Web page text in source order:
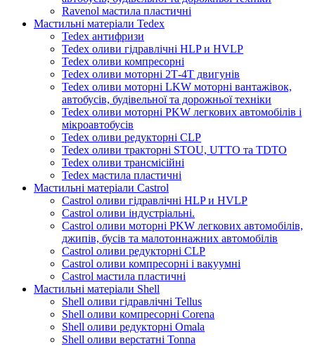
Ravenol мастила пластичні
Мастильні матеріали Tedex
Tedex антифризи
Tedex оливи гідравлічні HLP и HVLP
Tedex оливи компресорні
Tedex оливи моторні 2Т-4Т двигунів
Tedex оливи моторні LKW моторні вантажівок,
автобусів, будівельної та дорожньої техніки
Tedex оливи моторні PKW легкових автомобілів і
мікроавтобусів
Tedex оливи редукторні CLP
Tedex оливи тракторні STOU, UTTO та TDTO
Tedex оливи трансмісійні
Tedex мастила пластичні
Мастильні матеріали Castrol
Castrol оливи гідравлічні HLP и HVLP
Castrol оливи індустріальні.
Castrol оливи моторні PKW легкових автомобілів,
джипів, бусів та малотоннажних автомобілів
Castrol оливи редукторні CLP
Castrol оливи компресорні і вакуумні
Castrol мастила пластичні
Мастильні матеріали Shell
Shell оливи гідравлічні Tellus
Shell оливи компресорні Corena
Shell оливи редукторні Omala
Shell оливи верстатні Tonna